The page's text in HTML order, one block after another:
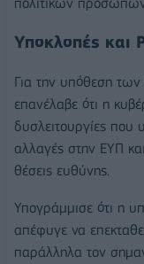
Υποκλοπές και
Για την υπόθεση
επανέλαβε ότι η
δυσλειτουργίες
αλλαγές στην ΕΥΠ
θέσεις ευθύνης.
Υπογράμμισε ότι η
απέφυγε να
παράλληλα τον